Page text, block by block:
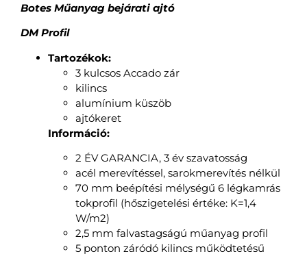
Botes Műanyag bejárati ajtó
DM Profil
Tartozékok:
3 kulcsos Accado zár
kilincs
alumínium küszöb
ajtókeret
Információ:
2 ÉV GARANCIA, 3 év szavatosság
acél merevítéssel, sarokmerevítés nélkül
70 mm beépítési mélységű 6 légkamrás
tokprofil (hőszigetelési értéke: K=1,4
W/m2)
2,5 mm falvastagságú műanyag profil
5 ponton záródó kilincs működtetésű